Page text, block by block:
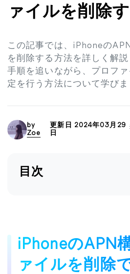
ァイルを削除
この記事では、iPhoneの
を削除する方法を詳しく解
手順を追いながら、プロフ
定を行う方法について学びま
by
Zoe
更新日 2024年03月29
日
目次
iPhoneのAPN
ァイルを削除